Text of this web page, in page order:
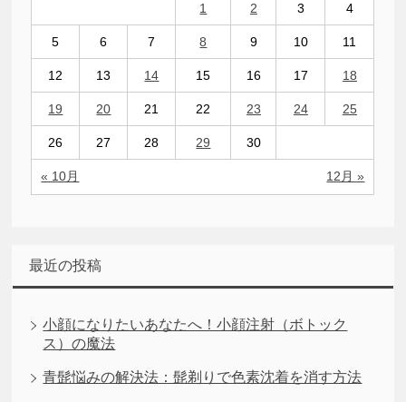
« 10月 12月 »
1 2 3 4
5 6 7 8 9 10 11
12 13 14 15 16 17 18
19 20 21 22 23 24 25
26 27 28 29 30
最近の投稿
小顔になりたいあなたへ！小顔注射（ボトック
ス）の魔法
青髭悩みの解決法：髭剃りで色素沈着を消す方法